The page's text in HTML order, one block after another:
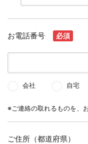
お電話番号 必須
会社 自宅
※ご連絡の取れるものを、
ご住所（都道府県）